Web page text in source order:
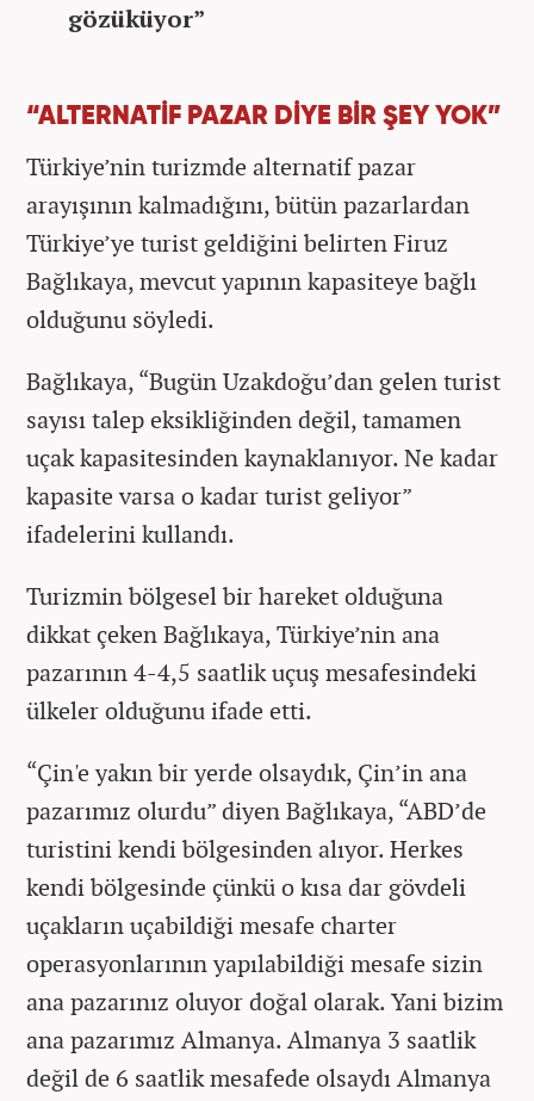
gözüküyor”
“ALTERNATİF PAZAR DİYE BİR ŞEY YOK”
Türkiye’nin turizmde alternatif pazar
arayışının kalmadığını, bütün pazarlardan
Türkiye’ye turist geldiğini belirten Firuz
Bağlıkaya, mevcut yapının kapasiteye bağlı
olduğunu söyledi.
Bağlıkaya, “Bugün Uzakdoğu’dan gelen turist
sayısı talep eksikliğinden değil, tamamen
uçak kapasitesinden kaynaklanıyor. Ne kadar
kapasite varsa o kadar turist geliyor”
ifadelerini kullandı.
Turizmin bölgesel bir hareket olduğuna
dikkat çeken Bağlıkaya, Türkiye’nin ana
pazarının 4-4,5 saatlik uçuş mesafesindeki
ülkeler olduğunu ifade etti.
“Çin'e yakın bir yerde olsaydık, Çin’in ana
pazarımız olurdu” diyen Bağlıkaya, “ABD’de
turistini kendi bölgesinden alıyor. Herkes
kendi bölgesinde çünkü o kısa dar gövdeli
uçakların uçabildiği mesafe charter
operasyonlarının yapılabildiği mesafe sizin
ana pazarınız oluyor doğal olarak. Yani bizim
ana pazarımız Almanya. Almanya 3 saatlik
değil de 6 saatlik mesafede olsaydı Almanya